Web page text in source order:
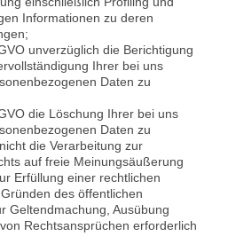
Informationen zu deren
unverzüglich die Berichtigung
Ihrer bei uns
Daten zu
die Löschung Ihrer bei uns
Daten zu
die Verarbeitung zur
auf freie Meinungsäußerung
Erfüllung einer rechtlichen
des öffentlichen
Geltendmachung, Ausübung
Rechtsansprüchen erforderlich